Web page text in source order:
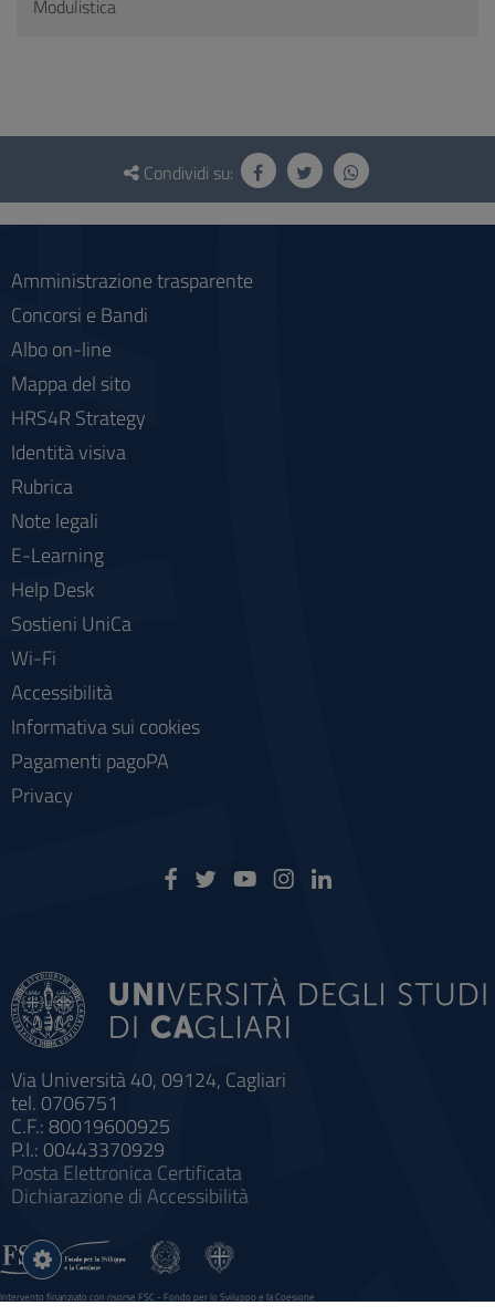
Modulistica
Questionario
social
Condividi su:
Via Università 40, 09124, Cagliari
tel. 0706751
C.F.: 80019600925
P.I.: 00443370929
Posta Elettronica Certificata
Dichiarazione di Accessibilità
Amministrazione trasparente
Concorsi e Bandi
Albo on-line
Mappa del sito
HRS4R Strategy
Identità visiva
Rubrica
Note legali
E-Learning
Help Desk
Sostieni UniCa
Wi-Fi
Accessibilità
Informativa sui cookies
Pagamenti pagoPA
Privacy
Intervento finanziato con risorse FSC - Fondo per lo Sviluppo e la Coesione
Impostazioni
cookie